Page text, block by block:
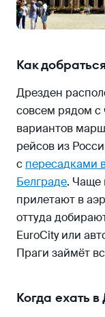
Как
Дрезден
совсем рядом с
вариантов
рейсов из
с пересадками
Белграде. Чаще
прилетают в
оттуда
EuroCity или
Праги займёт
Когда ехать